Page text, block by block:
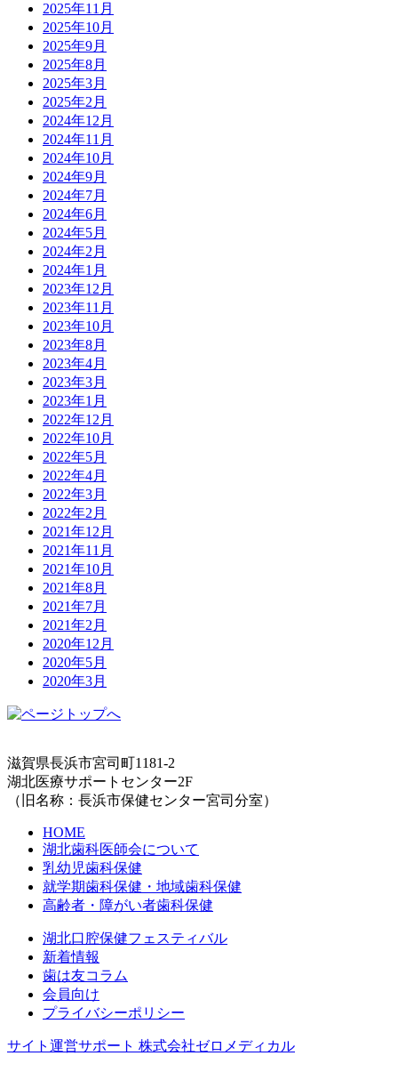
2025年11月
2025年10月
2025年9月
2025年8月
2025年3月
2025年2月
2024年12月
2024年11月
2024年10月
2024年9月
2024年7月
2024年6月
2024年5月
2024年2月
2024年1月
2023年12月
2023年11月
2023年10月
2023年8月
2023年4月
2023年3月
2023年1月
2022年12月
2022年10月
2022年5月
2022年4月
2022年3月
2022年2月
2021年12月
2021年11月
2021年10月
2021年8月
2021年7月
2021年2月
2020年12月
2020年5月
2020年3月
滋賀県長浜市宮司町1181-2
湖北医療サポートセンター2F
（旧名称：長浜市保健センター宮司分室）
HOME
湖北歯科医師会について
乳幼児歯科保健
就学期歯科保健・地域歯科保健
高齢者・障がい者歯科保健
湖北口腔保健フェスティバル
新着情報
歯は友コラム
会員向け
プライバシーポリシー
サイト運営サポート 株式会社ゼロメディカル